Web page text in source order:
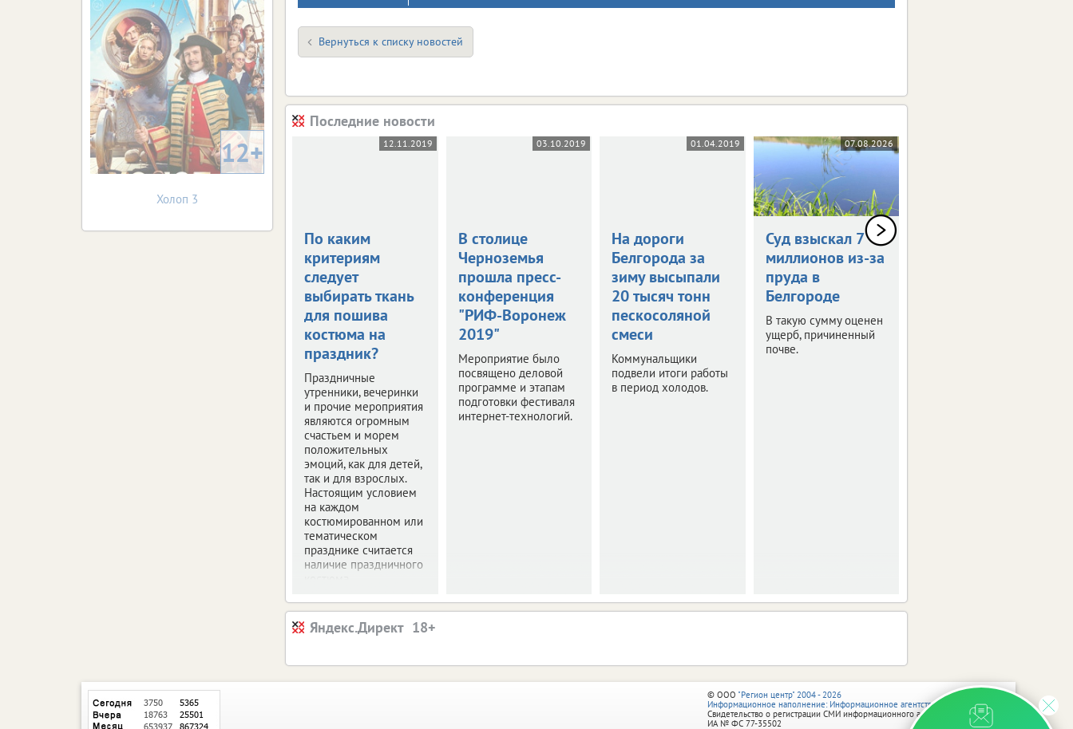
Вернуться к списку новостей
Последние новости
12.11.2019
По каким
критериям
следует
выбирать ткань
для пошива
костюма на
праздник?
Праздничные
утренники, вечеринки
и прочие мероприятия
являются огромным
счастьем и морем
положительных
эмоций, как для детей,
так и для взрослых.
Настоящим условием
на каждом
костюмированном или
тематическом
празднике считается
наличие праздничного
03.10.2019
В столице
Черноземья
прошла пресс-
конференция
"РИФ-Воронеж
2019"
Мероприятие было
посвящено деловой
программе и этапам
подготовки фестиваля
интернет-технологий.
01.04.2019
На дороги
Белгорода за
зиму высыпали
20 тысяч тонн
пескосоляной
смеси
Коммунальщики
подвели итоги работы
в период холодов.
07.08.2026
Суд взыскал 7
миллионов из-за
пруда в
Белгороде
В такую сумму оценен
ущерб, причиненный
почве.
Яндекс.Директ
12+
Холоп 3
© ООО "Регион центр" 2004 - 2026
Информационное наполнение: Информационное агентство vRossii.ru
Свидетельство о регистрации СМИ информационного агентства vRossii.ru
ИА № ФС 77‑35502